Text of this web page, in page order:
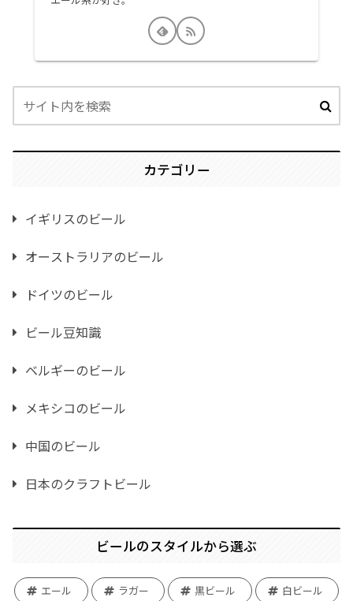
カテゴリー
イギリスのビール
オーストラリアのビール
ドイツのビール
ビール豆知識
ベルギーのビール
メキシコのビール
中国のビール
日本のクラフトビール
ビールのスタイルから選ぶ
エール ラガー 黒ビール
白ビール